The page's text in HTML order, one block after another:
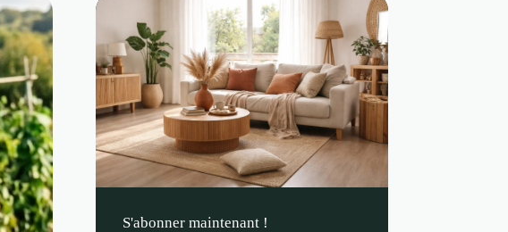
S'abonner maintenant !